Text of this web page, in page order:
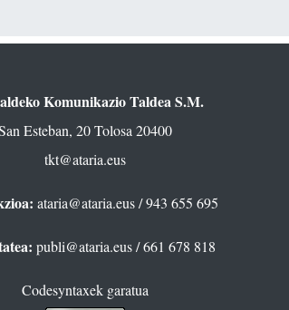
Komunikazio Taldea S.M.
Esteban, 20 Tolosa 20400
tkt@ataria.eus
ataria@ataria.eus/ 943 655 695
publi@ataria.eus/ 661 678 818
Codesyntaxek garatua